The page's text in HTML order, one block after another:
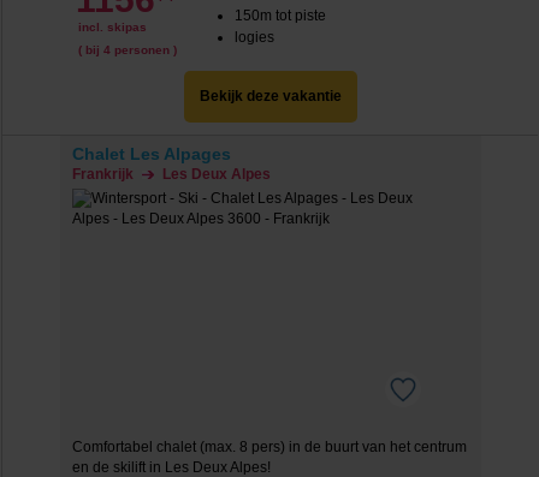
incl. skipas
( bij 4 personen )
150m tot piste
logies
Bekijk deze vakantie
Chalet Les Alpages
Frankrijk Les Deux Alpes
Comfortabel chalet (max. 8 pers) in de buurt van het centrum
en de skilift in Les Deux Alpes!